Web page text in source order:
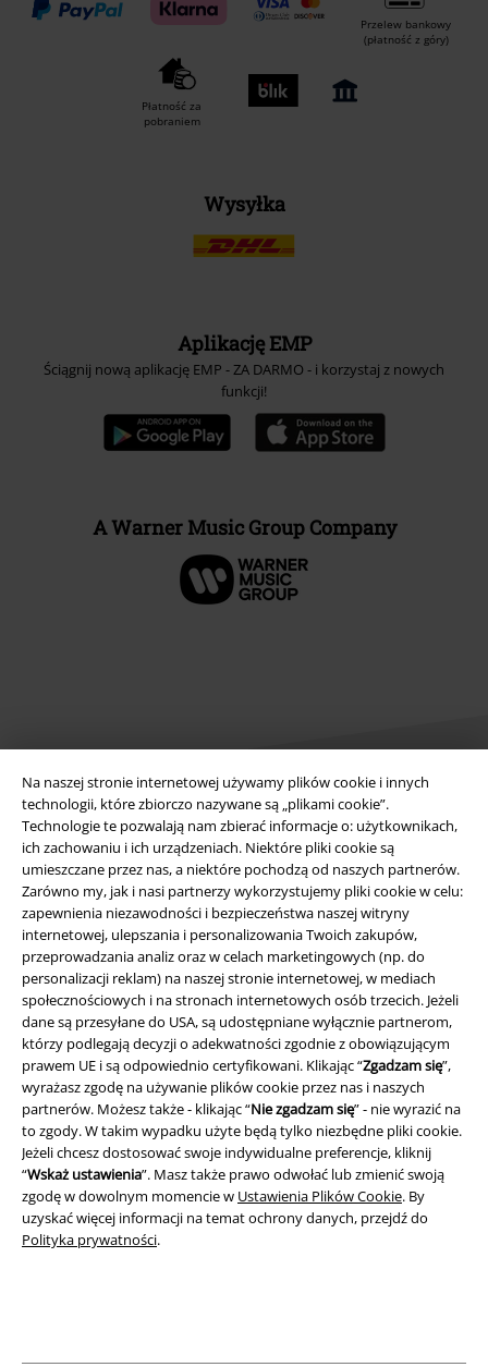
Na naszej stronie internetowej używamy plików cookie i innych
technologii, które zbiorczo nazywane są „plikami cookie”.
Technologie te pozwalają nam zbierać informacje o: użytkownikach,
ich zachowaniu i ich urządzeniach. Niektóre pliki cookie są
umieszczane przez nas, a niektóre pochodzą od naszych partnerów.
Zarówno my, jak i nasi partnerzy wykorzystujemy pliki cookie w celu:
zapewnienia niezawodności i bezpieczeństwa naszej witryny
internetowej, ulepszania i personalizowania Twoich zakupów,
przeprowadzania analiz oraz w celach marketingowych (np. do
personalizacji reklam) na naszej stronie internetowej, w mediach
społecznościowych i na stronach internetowych osób trzecich. Jeżeli
dane są przesyłane do USA, są udostępniane wyłącznie partnerom,
którzy podlegają decyzji o adekwatności zgodnie z obowiązującym
prawem UE i są odpowiednio certyfikowani. Klikając “Zgadzam się”,
wyrażasz zgodę na używanie plików cookie przez nas i naszych
partnerów. Możesz także - klikając “Nie zgadzam się” - nie wyrazić na
to zgody. W takim wypadku użyte będą tylko niezbędne pliki cookie.
Jeżeli chcesz dostosować swoje indywidualne preferencje, kliknij
“Wskaż ustawienia”. Masz także prawo odwołać lub zmienić swoją
zgodę w dowolnym momencie w Ustawienia Plików Cookie. By
uzyskać więcej informacji na temat ochrony danych, przejdź do
Polityka prywatności.
Przelew bankowy
(płatność z góry)
Płatność za
pobraniem
Wysyłka
Aplikację EMP
Ściągnij nową aplikację EMP - ZA DARMO - i korzystaj z nowych
funkcji!
A Warner Music Group Company
Informacje prawne
Regulamin
Dane firmy
Polityka prywatności
Unieszkodliwianie odpadów i ochrona środowiska
Deklaracja Zgodności
Informacje dotyczące dostępności
Ustawienia Plików Cookie
Skorzystaj z prawa do odstąpienia od umowy